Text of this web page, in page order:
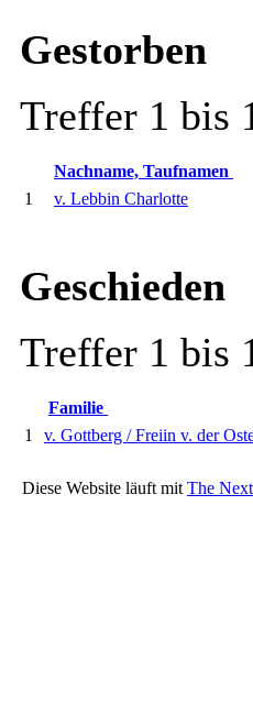
Gestorben
Treffer 1 bis
Nachname, Taufnamen
1
v. Lebbin Charlotte
Geschieden
Treffer 1 bis
Familie
1
v. Gottberg / Freiin v. der
Diese Website läuft mit The